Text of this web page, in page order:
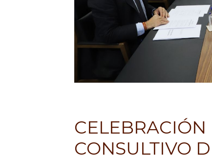
CELEBRACIÓN
CONSULTIVO